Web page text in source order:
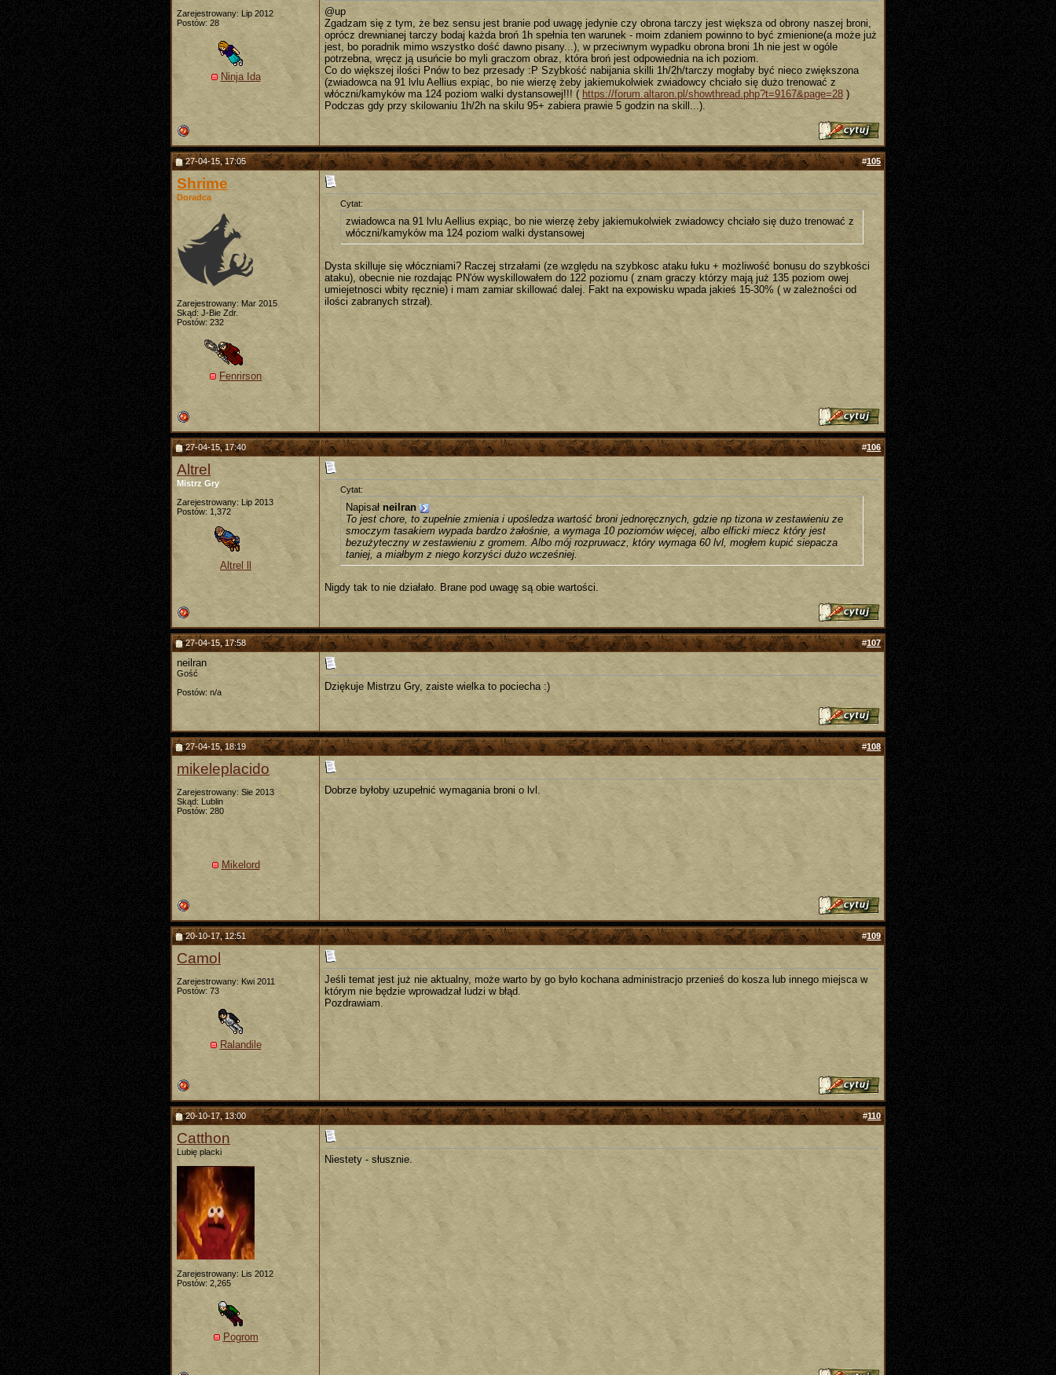
Zarejestrowany: Lip 2012
Postów: 28
Ninja Ida
@up
Zgadzam się z tym, że bez sensu jest branie pod uwagę jedynie czy obrona tarczy jest większa od obrony naszej broni,
oprócz drewnianej tarczy bodaj każda broń 1h spełnia ten warunek - moim zdaniem powinno to być zmienione(a może już
jest, bo poradnik mimo wszystko dość dawno pisany...), w przeciwnym wypadku obrona broni 1h nie jest w ogóle
potrzebna, wręcz ją usuńcie bo myli graczom obraz, która broń jest odpowiednia na ich poziom.
Co do większej ilości Pnów to bez przesady :P Szybkość nabijania skilli 1h/2h/tarczy mogłaby być nieco zwiększona
(zwiadowca na 91 lvlu Aellius expiąc, bo nie wierzę żeby jakiemukolwiek zwiadowcy chciało się dużo trenować z
włóczni/kamyków ma 124 poziom walki dystansowej!!! ( https://forum.altaron.pl/showthread.php?t=9167&page=28 )
Podczas gdy przy skilowaniu 1h/2h na skilu 95+ zabiera prawie 5 godzin na skill...).
27-04-15, 17:05 #105
Shrime
Doradca
Zarejestrowany: Mar 2015
Skąd: J-Bie Zdr.
Postów: 232
Fenrirson
Cytat:
zwiadowca na 91 lvlu Aellius expiąc, bo nie wierzę żeby jakiemukolwiek zwiadowcy chciało się dużo trenować z
włóczni/kamyków ma 124 poziom walki dystansowej
Dysta skilluje się włóczniami? Raczej strzałami (ze względu na szybkosc ataku łuku + możliwość bonusu do szybkości
ataku), obecnie nie rozdając PN'ów wyskillowałem do 122 poziomu ( znam graczy którzy mają już 135 poziom owej
umiejetnosci wbity ręcznie) i mam zamiar skillować dalej. Fakt na expowisku wpada jakieś 15-30% ( w zależności od
ilości zabranych strzał).
27-04-15, 17:40 #106
Altrel
Mistrz Gry
Zarejestrowany: Lip 2013
Postów: 1,372
Altrel ll
Cytat:
Napisał neilran
To jest chore, to zupełnie zmienia i upośledza wartość broni jednoręcznych, gdzie np tizona w zestawieniu ze
smoczym tasakiem wypada bardzo żałośnie, a wymaga 10 poziomów więcej, albo elficki miecz który jest
bezużyteczny w zestawieniu z gromem. Albo mój rozpruwacz, który wymaga 60 lvl, mogłem kupić siepacza
taniej, a miałbym z niego korzyści dużo wcześniej.
Nigdy tak to nie działało. Brane pod uwagę są obie wartości.
27-04-15, 17:58 #107
neilran
Gość
Postów: n/a
Dziękuje Mistrzu Gry, zaiste wielka to pociecha :)
27-04-15, 18:19 #108
mikeleplacido
Zarejestrowany: Sie 2013
Skąd: Lublin
Postów: 280
Mikelord
Dobrze byłoby uzupełnić wymagania broni o lvl.
20-10-17, 12:51 #109
Camol
Zarejestrowany: Kwi 2011
Postów: 73
Ralandile
Jeśli temat jest już nie aktualny, może warto by go było kochana administracjo przenieś do kosza lub innego miejsca w
którym nie będzie wprowadzał ludzi w błąd.
Pozdrawiam.
20-10-17, 13:00 #110
Catthon
Lubię placki
Zarejestrowany: Lis 2012
Postów: 2,265
Pogrom
Niestety - słusznie.